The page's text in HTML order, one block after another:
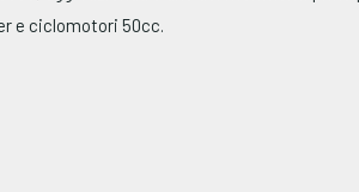
e ciclomotori 50cc.